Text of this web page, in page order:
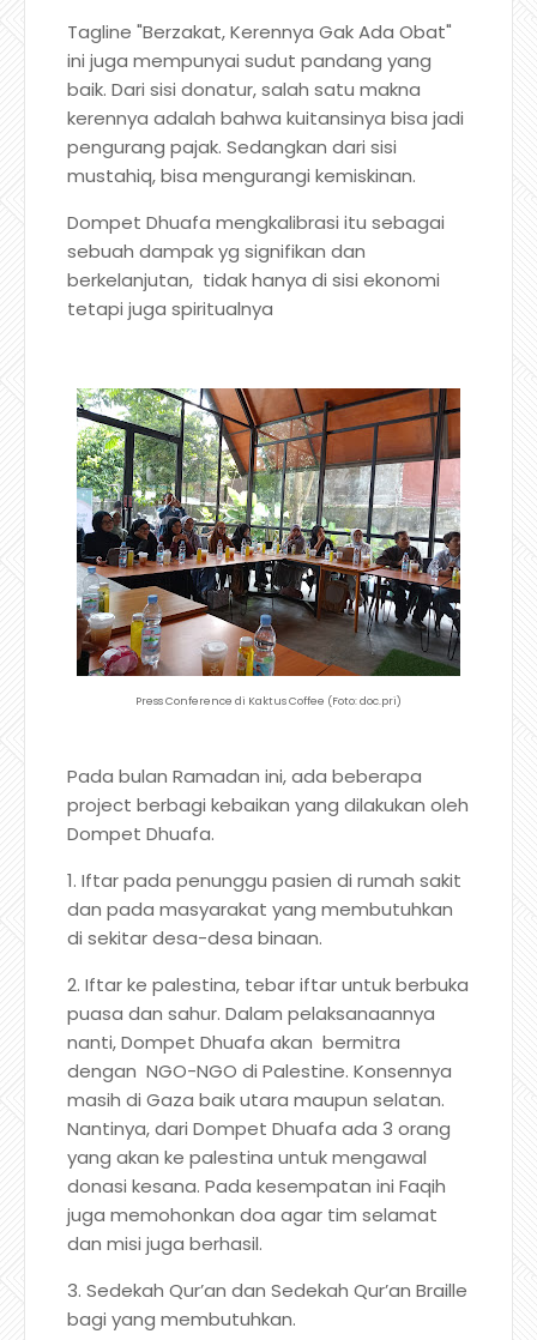
Tagline "Berzakat, Kerennya Gak Ada Obat"
ini juga mempunyai sudut pandang yang
baik. Dari sisi donatur, salah satu makna
kerennya adalah bahwa kuitansinya bisa jadi
pengurang pajak. Sedangkan dari sisi
mustahiq, bisa mengurangi kemiskinan.
Dompet Dhuafa mengkalibrasi itu sebagai
sebuah dampak yg signifikan dan
berkelanjutan, tidak hanya di sisi ekonomi
tetapi juga spiritualnya
Press Conference di Kaktus Coffee (Foto: doc.pri)
Pada bulan Ramadan ini, ada beberapa
project berbagi kebaikan yang dilakukan oleh
Dompet Dhuafa.
1. Iftar pada penunggu pasien di rumah sakit
dan pada masyarakat yang membutuhkan
di sekitar desa-desa binaan.
2. Iftar ke palestina, tebar iftar untuk berbuka
puasa dan sahur. Dalam pelaksanaannya
nanti, Dompet Dhuafa akan bermitra
dengan NGO-NGO di Palestine. Konsennya
masih di Gaza baik utara maupun selatan.
Nantinya, dari Dompet Dhuafa ada 3 orang
yang akan ke palestina untuk mengawal
donasi kesana. Pada kesempatan ini Faqih
juga memohonkan doa agar tim selamat
dan misi juga berhasil.
3. Sedekah Qur’an dan Sedekah Qur’an Braille
bagi yang membutuhkan.